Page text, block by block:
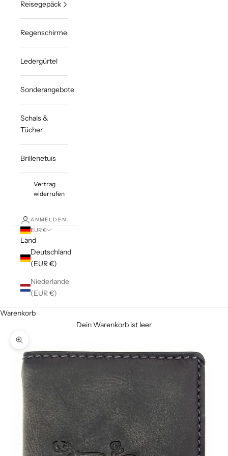
Reisegepäck
Regenschirme
Ledergürtel
Sonderangebote
Schals &
Tücher
Brillenetuis
Vertrag
widerrufen
ANMELDEN
EUR €
Land
Deutschland
(EUR €)
Niederlande
(EUR €)
Warenkorb
Dein Warenkorb ist leer
Bild vergrößern